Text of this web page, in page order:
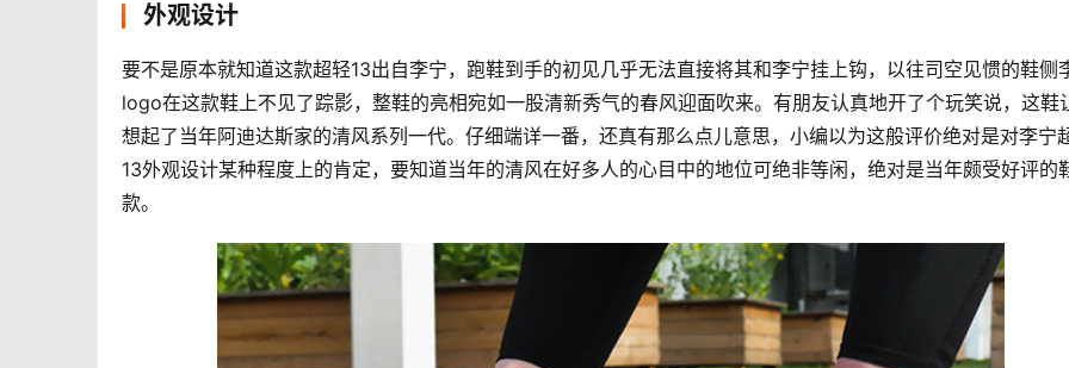
外观设计
要不是原本就知道这款超轻13出自李宁，跑鞋到手的初见几乎无法直接将其和李宁挂上钩，以往司空见惯的鞋侧
logo在这款鞋上不见了踪影，整鞋的亮相宛如一股清新秀气的春风迎面吹来。有朋友认真地开了个玩笑说，这鞋
想起了当年阿迪达斯家的清风系列一代。仔细端详一番，还真有那么点儿意思，小编以为这般评价绝对是对李宁
13外观设计某种程度上的肯定，要知道当年的清风在好多人的心目中的地位可绝非等闲，绝对是当年颇受好评的
款。